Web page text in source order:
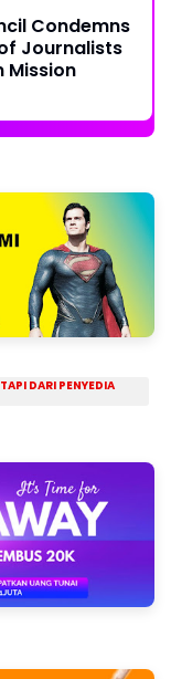
Condemns
Journalists
Mission
DARI PENYEDIA